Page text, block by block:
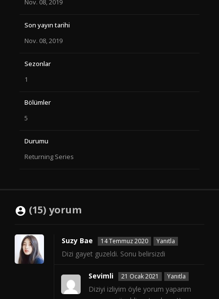
Nov. 08, 2019
Son yayın tarihi
Nov. 08, 2019
Sezonlar
1
Bölümler
5
Durumu
Returning Series
(15) yorum
Suzy Bae 14 Temmuz 2020 Yanıtla
Dizi gayet guzeldi. Sonu belirsizdi
Sevimli 21 Ocak 2021 Yanıtla
Diziyi izliyim öyle yorum yaparım